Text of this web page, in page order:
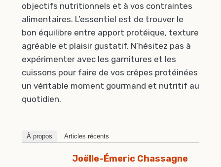
objectifs nutritionnels et à vos contraintes
alimentaires. L’essentiel est de trouver le
bon équilibre entre apport protéique, texture
agréable et plaisir gustatif. N’hésitez pas à
expérimenter avec les garnitures et les
cuissons pour faire de vos crêpes protéinées
un véritable moment gourmand et nutritif au
quotidien.
À propos Articles récents
Joëlle-Émeric Chassagne